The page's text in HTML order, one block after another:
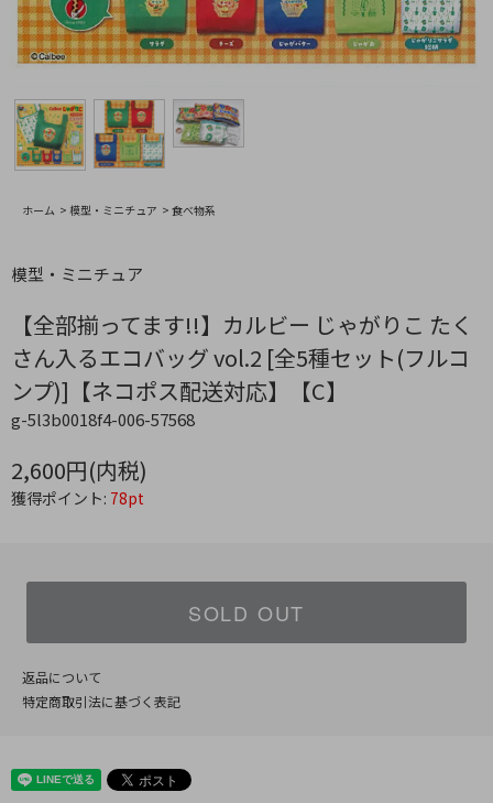
ホーム > 模型・ミニチュア > 食べ物系
模型・ミニチュア
【全部揃ってます!!】カルビー じゃがりこ たく
さん入るエコバッグ vol.2 [全5種セット(フルコ
ンプ)]【ネコポス配送対応】【C】
g-5l3b0018f4-006-57568
2,600円(内税)
獲得ポイント: 78pt
SOLD OUT
返品について
特定商取引法に基づく表記